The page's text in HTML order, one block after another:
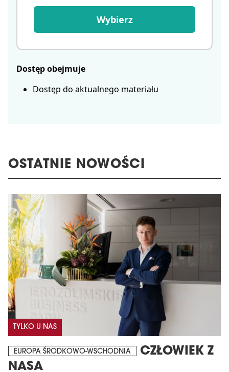
Wybierz
Dostęp obejmuje
Dostęp do aktualnego materiału
OSTATNIE NOWOŚCI
TYLKO U NAS
EUROPA ŚRODKOWO-WSCHODNIA
CZŁOWIEK Z
NASA